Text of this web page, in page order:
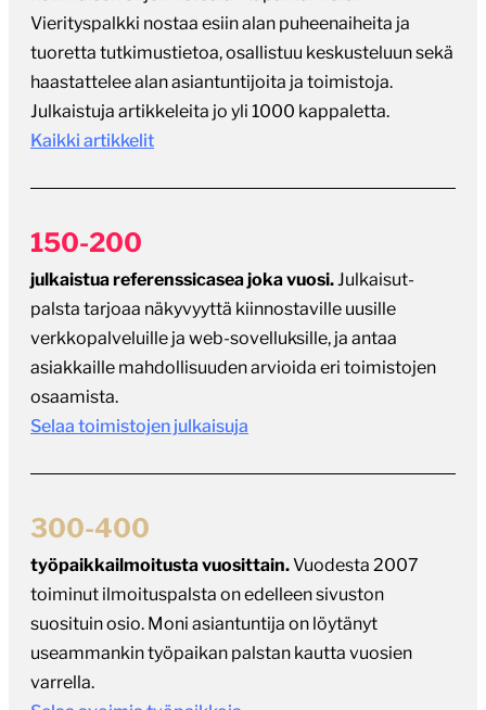
Vierityspalkki nostaa esiin alan puheenaiheita ja
tuoretta tutkimustietoa, osallistuu keskusteluun sekä
haastattelee alan asiantuntijoita ja toimistoja.
Julkaistuja artikkeleita jo yli 1000 kappaletta.
Kaikki artikkelit
150-200
julkaistua referenssicasea joka vuosi.Julkaisut-
palsta tarjoaa näkyvyyttä kiinnostaville uusille
verkkopalveluille ja web-sovelluksille, ja antaa
asiakkaille mahdollisuuden arvioida eri toimistojen
osaamista.
Selaa toimistojen julkaisuja
300-400
työpaikkailmoitusta vuosittain.Vuodesta 2007
toiminut ilmoituspalsta on edelleen sivuston
suosituin osio. Moni asiantuntija on löytänyt
useammankin työpaikan palstan kautta vuosien
varrella.